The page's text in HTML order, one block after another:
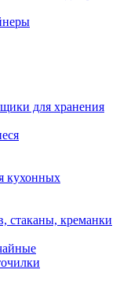
для хранения
кухонных
стаканы, креманки